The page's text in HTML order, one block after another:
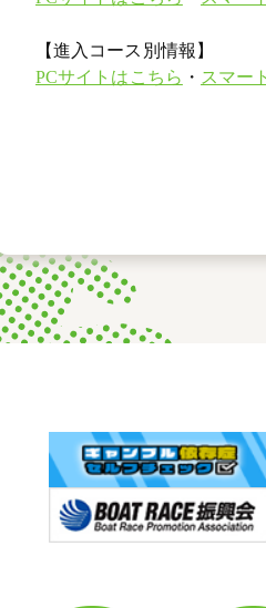
【進入コース別情報】
PCサイトはこちら ・ スマー